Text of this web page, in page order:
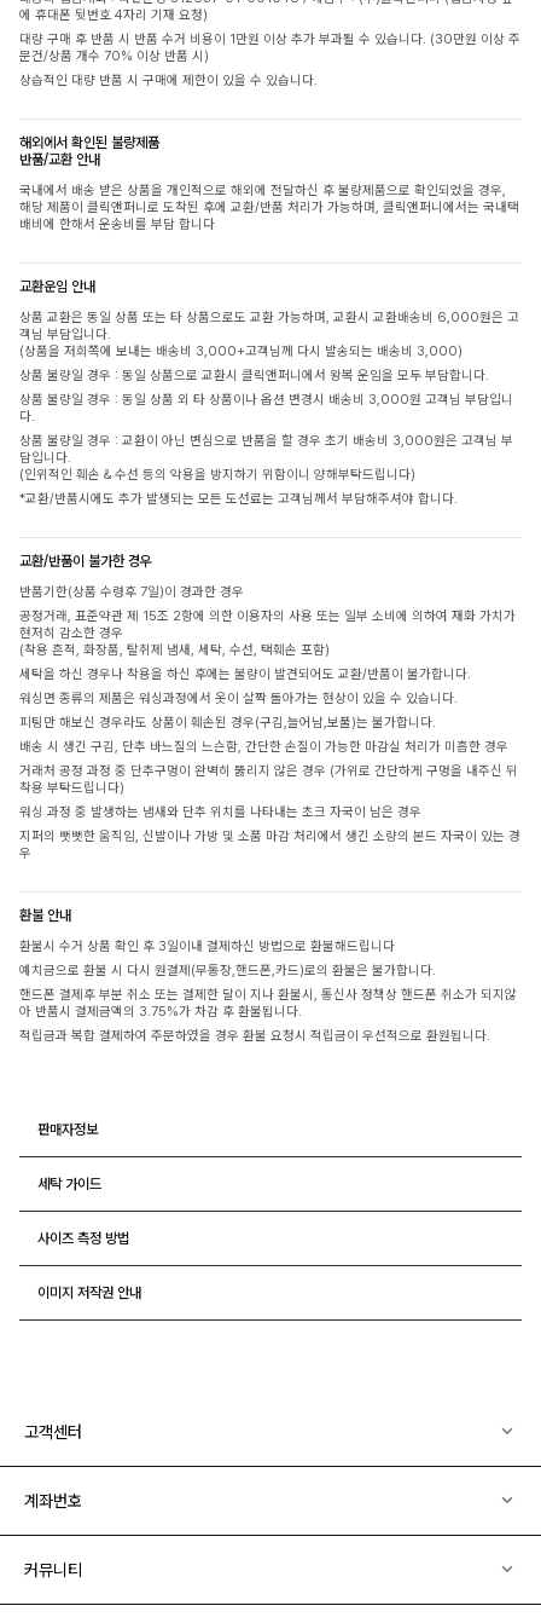
에 휴대폰 뒷번호 4자리 기재 요청)
대량 구매 후 반품 시 반품 수거 비용이 1만원 이상 추가 부과될 수 있습니다. (30만원 이상 주
문건/상품 개수 70% 이상 반품 시)
상습적인 대량 반품 시 구매에 제한이 있을 수 있습니다.
해외에서 확인된 불량제품
반품/교환 안내
국내에서 배송 받은 상품을 개인적으로 해외에 전달하신 후 불량제품으로 확인되었을 경우,
해당 제품이 클릭앤퍼니로 도착된 후에 교환/반품 처리가 가능하며, 클릭앤퍼니에서는 국내택
배비에 한해서 운송비를 부담 합니다
교환운임 안내
상품 교환은 동일 상품 또는 타 상품으로도 교환 가능하며, 교환시 교환배송비 6,000원은 고
객님 부담입니다.
(상품을 저희쪽에 보내는 배송비 3,000+고객님께 다시 발송되는 배송비 3,000)
상품 불량일 경우 : 동일 상품으로 교환시 클릭앤퍼니에서 왕복 운임을 모두 부담합니다.
상품 불량일 경우 : 동일 상품 외 타 상품이나 옵션 변경시 배송비 3,000원 고객님 부담입니
다.
상품 불량일 경우 : 교환이 아닌 변심으로 반품을 할 경우 초기 배송비 3,000원은 고객님 부
담입니다.
(인위적인 훼손 & 수선 등의 악용을 방지하기 위함이니 양해부탁드립니다)
*교환/반품시에도 추가 발생되는 모든 도선료는 고객님께서 부담해주셔야 합니다.
교환/반품이 불가한 경우
반품기한(상품 수령후 7일)이 경과한 경우
공정거래, 표준약관 제 15조 2항에 의한 이용자의 사용 또는 일부 소비에 의하여 재화 가치가
현저히 감소한 경우
(착용 흔적, 화장품, 탈취제 냄새, 세탁, 수선, 택훼손 포함)
세탁을 하신 경우나 착용을 하신 후에는 불량이 발견되어도 교환/반품이 불가합니다.
워싱면 종류의 제품은 워싱과정에서 옷이 살짝 돌아가는 현상이 있을 수 있습니다.
피팅만 해보신 경우라도 상품이 훼손된 경우(구김,늘어남,보풀)는 불가합니다.
배송 시 생긴 구김, 단추 바느질의 느슨함, 간단한 손질이 가능한 마감실 처리가 미흡한 경우
거래처 공정 과정 중 단추구멍이 완벽히 뚫리지 않은 경우 (가위로 간단하게 구멍을 내주신 뒤
착용 부탁드립니다)
워싱 과정 중 발생하는 냄새와 단추 위치를 나타내는 초크 자국이 남은 경우
지퍼의 뻣뻣한 움직임, 신발이나 가방 및 소품 마감 처리에서 생긴 소량의 본드 자국이 있는 경
우
환불 안내
환불시 수거 상품 확인 후 3일이내 결제하신 방법으로 환불해드립니다
예치금으로 환불 시 다시 원결제(무통장,핸드폰,카드)로의 환불은 불가합니다.
핸드폰 결제후 부분 취소 또는 결제한 달이 지나 환불시, 통신사 정책상 핸드폰 취소가 되지않
아 반품시 결제금액의 3.75%가 차감 후 환불됩니다.
적립금과 복합 결제하여 주문하였을 경우 환불 요청시 적립금이 우선적으로 환원됩니다.
판매자정보
세탁 가이드
사이즈 측정 방법
이미지 저작권 안내
고객센터
계좌번호
커뮤니티